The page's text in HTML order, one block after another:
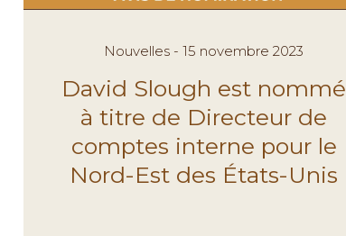
Nouvelles - 15 novembre 2023
David Slough est nommé
à titre de Directeur de
comptes interne pour le
Nord-Est des États-Unis